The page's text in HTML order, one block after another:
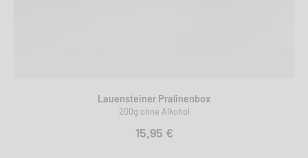
Lauensteiner Pralinenbox
200g ohne Alkohol
15,95 €